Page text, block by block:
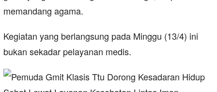
memandang agama.
Kegiatan yang berlangsung pada Minggu (13/4) ini
bukan sekadar pelayanan medis.